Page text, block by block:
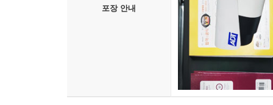
포장 안내